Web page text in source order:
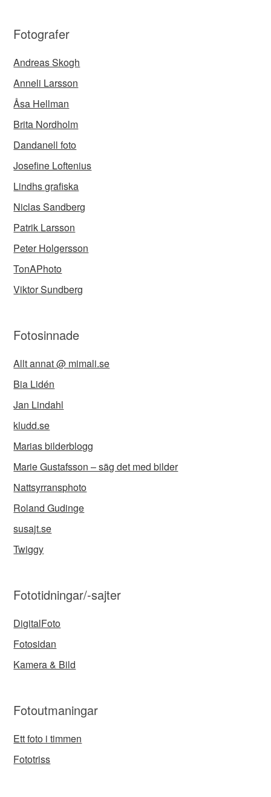
Fotografer
Andreas Skogh
Anneli Larsson
Åsa Hellman
Brita Nordholm
Dandanell foto
Josefine Loftenius
Lindhs grafiska
Niclas Sandberg
Patrik Larsson
Peter Holgersson
TonAPhoto
Viktor Sundberg
Fotosinnade
Allt annat @ mimali.se
Bia Lidén
Jan Lindahl
kludd.se
Marias bilderblogg
Marie Gustafsson – säg det med bilder
Nattsyrransphoto
Roland Gudinge
susajt.se
Twiggy
Fototidningar/-sajter
DigitalFoto
Fotosidan
Kamera & Bild
Fotoutmaningar
Ett foto i timmen
Fototriss